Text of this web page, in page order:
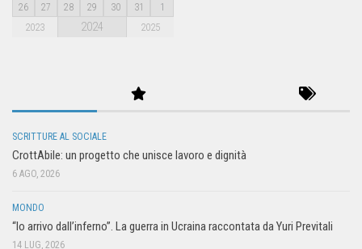
26
27 28 29 30 31 1
2023 2024 2025
SCRITTURE AL SOCIALE
CrottAbile: un progetto che unisce lavoro e dignità
6 AGO, 2026
MONDO
“Io arrivo dall’inferno”. La guerra in Ucraina raccontata da Yuri Previtali
14 LUG, 2026